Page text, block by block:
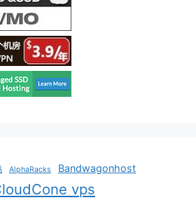
AlphaRacks Bandwagonhost
vps